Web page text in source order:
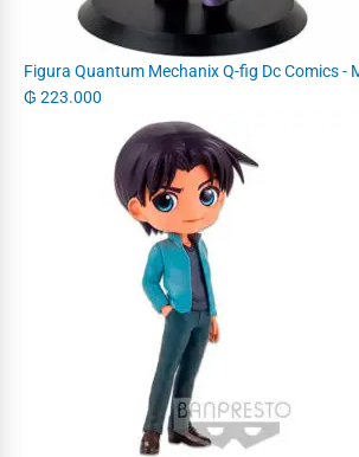
Figura Quantum Mechanix Q-fig Dc Comics -
₲ 223.000